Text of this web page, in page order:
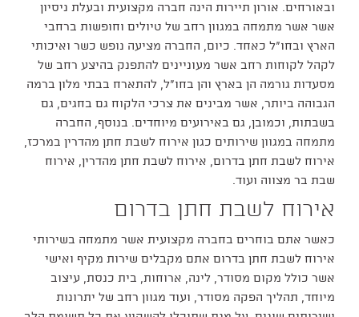
ובאורחים. אורון תיירות הינה חברה מקצועית ובעלת ניסיון
אשר אשר מתמחה במגוון רחב של טיולים וחופשות ברחבי
הארץ ובחו״ל כאחד. כיום, החברה מציעה נופש כשר ואיכותי
לקהל לקוחות רחב אשר מעוניינים להתפנק בהיצע רחב של
מסעדות גורמה הן בארץ והן בחו״ל, להתארח בבתי מלון ברמה
הגבוהה ביותר, אשר מבינים את צרכי הלקוח גם בחגים, גם
בשבתות, וכמובן, גם באירועים מיוחדים. בנוסף, החברה
מתמחה במגוון שירותים כגון אירוח לשבת חתן מהדרין במרכז,
אירוח לשבת חתן בדרום, אירוח לשבת חתן מהדרין, אירוח
שבת בר מצווה ועוד.
אירוח לשבת חתן בדרום
כאשר אתם בוחרים בחברה מקצועית אשר מתמחה בשירותי
אירוח לשבת חתן בדרום אתם מקבלים שירות מקיף ואישי
אשר כולל מקום מסודר, לינה, ארוחות, בית כנסת, עיצוב
מיוחד, תהליך הפקה מסודר, ועוד מגוון רחב של יתרונות